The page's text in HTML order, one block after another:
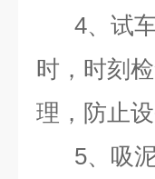
4、试
时，时刻
理，防止
5、吸